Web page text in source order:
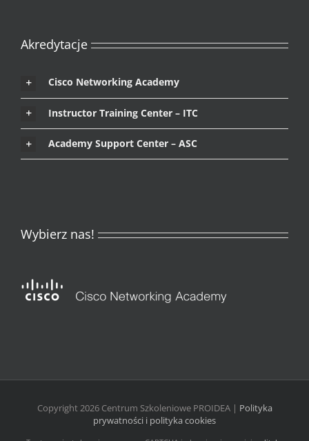
Akredytacje
Cisco Networking Academy
Instructor Training Center – ITC
Academy Support Center – ASC
Wybierz nas!
Copyright2026Centrum Szkoleniowe PROIDEA | Polityka
prywatności i polityka cookies